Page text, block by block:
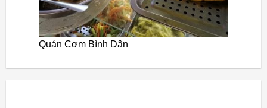
Quán Cơm Bình Dân